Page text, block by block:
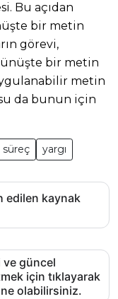
Bu açıdan
bir metin
görevi,
bir metin
metin
da bunun için
süreç yargı
edilen kaynak
ve güncel
için tıklayarak
olabilirsiniz.